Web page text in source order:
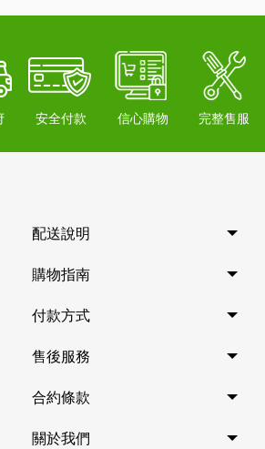
安全付款 信心購物 完整售服
配送說明
購物指南
付款方式
售後服務
合約條款
關於我們